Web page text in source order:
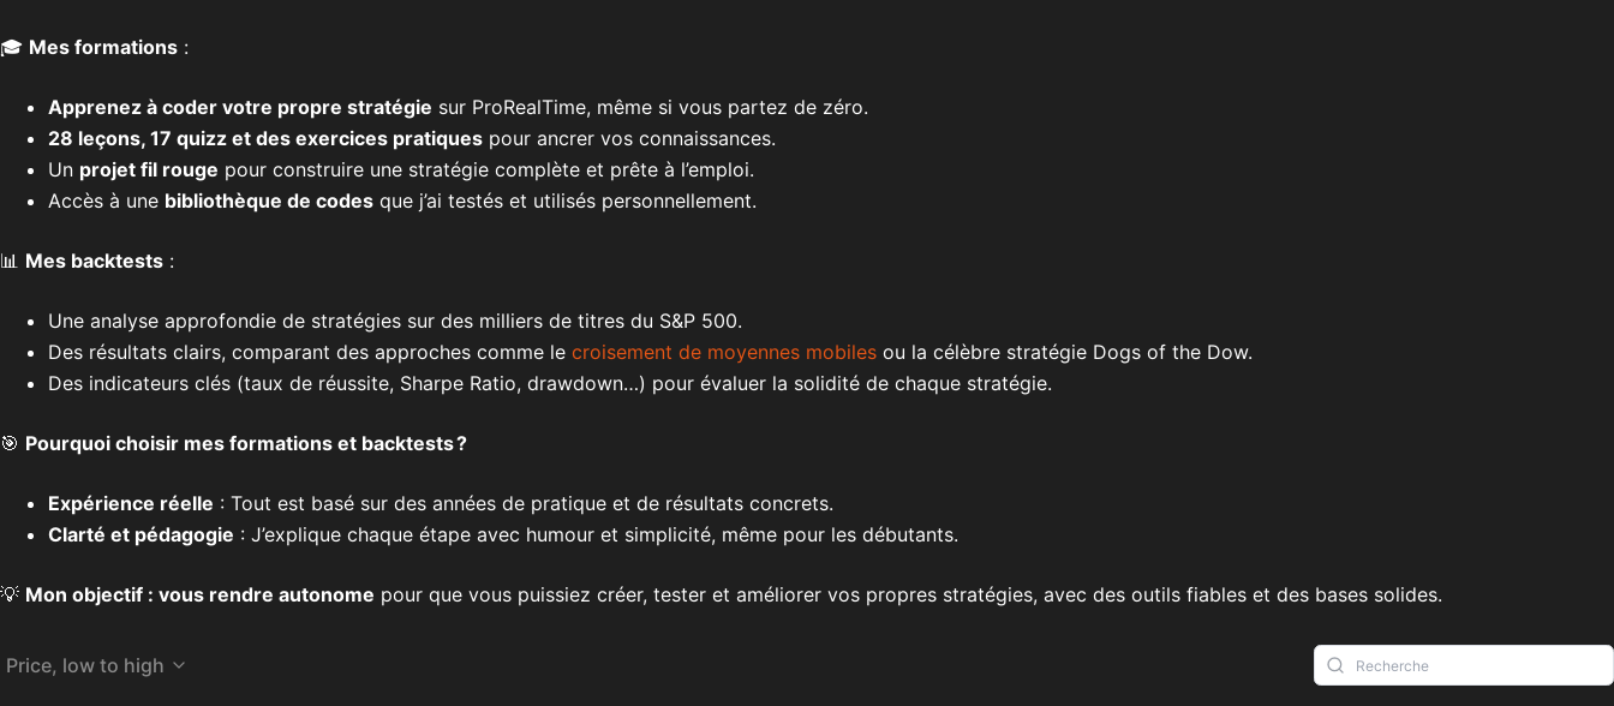
🎓 Mes formations :
Apprenez à coder votre propre stratégie sur ProRealTime, même si vous partez de zéro.
28 leçons, 17 quizz et des exercices pratiques pour ancrer vos connaissances.
Un projet fil rouge pour construire une stratégie complète et prête à l’emploi.
Accès à une bibliothèque de codes que j’ai testés et utilisés personnellement.
📊 Mes backtests :
Une analyse approfondie de stratégies sur des milliers de titres du S&P 500.
Des résultats clairs, comparant des approches comme le croisement de moyennes mobiles ou la célèbre stratégie Dogs of the Dow.
Des indicateurs clés (taux de réussite, Sharpe Ratio, drawdown…) pour évaluer la solidité de chaque stratégie.
🎯 Pourquoi choisir mes formations et backtests ?
Expérience réelle : Tout est basé sur des années de pratique et de résultats concrets.
Clarté et pédagogie : J’explique chaque étape avec humour et simplicité, même pour les débutants.
💡 Mon objectif : vous rendre autonome pour que vous puissiez créer, tester et améliorer vos propres stratégies, avec des outils fiables et des bases solides.
Price, low to high